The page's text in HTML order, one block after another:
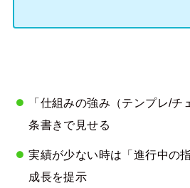
「仕組みの強み（テンプレ/
条書きで見せる
実績が少ない時は「進行中の
成長を提示